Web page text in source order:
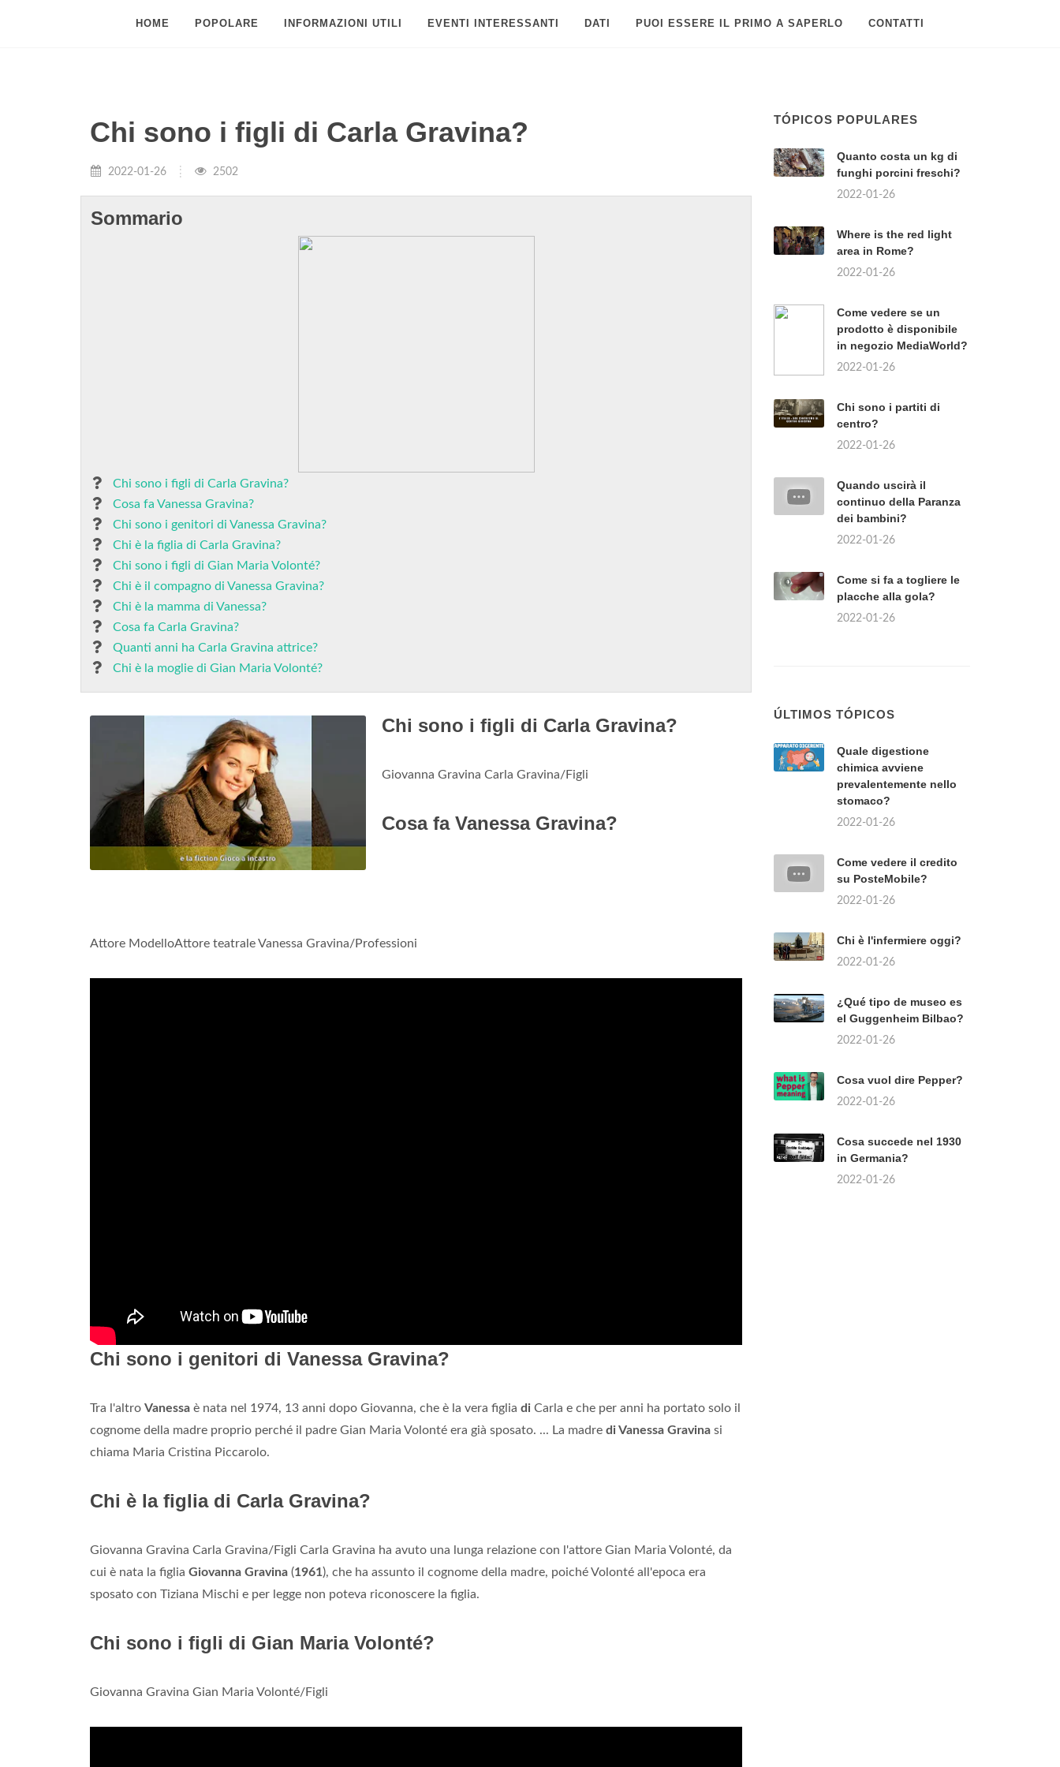
HOME POPOLARE INFORMAZIONI UTILI EVENTI INTERESSANTI DATI PUOI ESSERE IL PRIMO A SAPERLO CONTATTI
Chi sono i figli di Carla Gravina?
2022-01-26 2502
Sommario
Chi sono i figli di Carla Gravina?
Cosa fa Vanessa Gravina?
Chi sono i genitori di Vanessa Gravina?
Chi è la figlia di Carla Gravina?
Chi sono i figli di Gian Maria Volonté?
Chi è il compagno di Vanessa Gravina?
Chi è la mamma di Vanessa?
Cosa fa Carla Gravina?
Quanti anni ha Carla Gravina attrice?
Chi è la moglie di Gian Maria Volonté?
Chi sono i figli di Carla Gravina?
Giovanna Gravina Carla Gravina/Figli
Cosa fa Vanessa Gravina?
Attore ModelloAttore teatrale Vanessa Gravina/Professioni
Chi sono i genitori di Vanessa Gravina?
Tra l'altro Vanessa è nata nel 1974, 13 anni dopo Giovanna, che è la vera figlia di Carla e che per anni ha portato solo il
cognome della madre proprio perché il padre Gian Maria Volonté era già sposato. ... La madre di Vanessa Gravina si
chiama Maria Cristina Piccarolo.
Chi è la figlia di Carla Gravina?
Giovanna Gravina Carla Gravina/Figli Carla Gravina ha avuto una lunga relazione con l'attore Gian Maria Volonté, da
cui è nata la figlia Giovanna Gravina (1961), che ha assunto il cognome della madre, poiché Volonté all'epoca era
sposato con Tiziana Mischi e per legge non poteva riconoscere la figlia.
Chi sono i figli di Gian Maria Volonté?
Giovanna Gravina Gian Maria Volonté/Figli
TÓPICOS POPULARES
Quanto costa un kg di
funghi porcini freschi?
2022-01-26
Where is the red light
area in Rome?
2022-01-26
Come vedere se un
prodotto è disponibile
in negozio MediaWorld?
2022-01-26
Chi sono i partiti di
centro?
2022-01-26
Quando uscirà il
continuo della Paranza
dei bambini?
2022-01-26
Come si fa a togliere le
placche alla gola?
2022-01-26
ÚLTIMOS TÓPICOS
Quale digestione
chimica avviene
prevalentemente nello
stomaco?
2022-01-26
Come vedere il credito
su PosteMobile?
2022-01-26
Chi è l'infermiere oggi?
2022-01-26
¿Qué tipo de museo es
el Guggenheim Bilbao?
2022-01-26
Cosa vuol dire Pepper?
2022-01-26
Cosa succede nel 1930
in Germania?
2022-01-26